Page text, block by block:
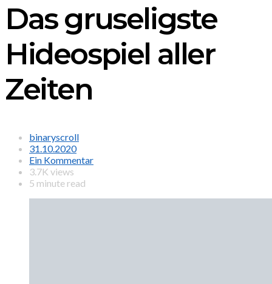
Das gruseligste
Hideospiel aller
Zeiten
binaryscroll
31.10.2020
Ein Kommentar
3.7K views
5 minute read